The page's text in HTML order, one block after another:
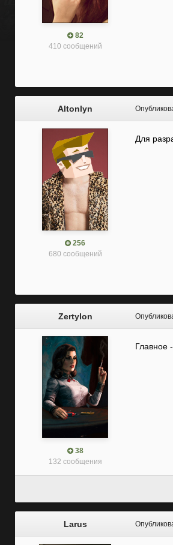
82
410 сообщений
Altonlyn
256
680 сообщений
Для
Zertylon
38
132 сообщения
Главное
Larus